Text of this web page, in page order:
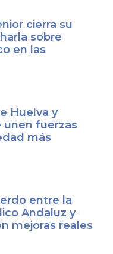
cierra su
sobre
en las
Huelva y
unen fuerzas
más
entre la
Andaluz y
mejoras reales